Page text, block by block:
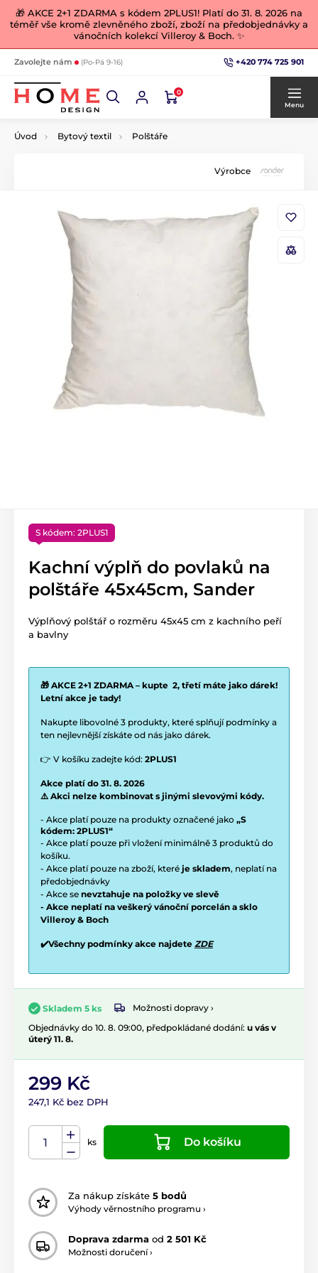
🎁 AKCE 2+1 ZDARMA s kódem 2PLUS1! Platí do 31. 8. 2026 na
téměř vše kromě zlevněného zboží, zboží na předobjednávky a
vánočních kolekcí Villeroy & Boch. ✨
Zavolejte nám (Po-Pá 9-16) +420 774 725 901
0
Menu
Úvod Bytový textil Polštáře
Výrobce
S kódem: 2PLUS1
Kachní výplň do povlaků na
polštáře 45x45cm, Sander
Výplňový polštář o rozměru 45x45 cm z kachního peří
a bavlny
🎁 AKCE 2+1 ZDARMA – kupte 2, třetí máte jako dárek!
Letní akce je tady!
Nakupte libovolné 3 produkty, které splňují podmínky a
ten nejlevnější získáte od nás jako dárek.
👉 V košíku zadejte kód: 2PLUS1
Akce platí do 31. 8. 2026
⚠️ Akci nelze kombinovat s jinými slevovými kódy.
- Akce platí pouze na produkty označené jako „S
kódem: 2PLUS1“
- Akce platí pouze při vložení minimálně 3 produktů do
košíku.
- Akce platí pouze na zboží, které je skladem, neplatí na
předobjednávky
- Akce se nevztahuje na položky ve slevě
- Akce neplatí na veškerý vánoční porcelán a sklo
Villeroy & Boch
✔️Všechny podmínky akce najdete ZDE
Skladem 5 ks
Možnosti dopravy ›
Objednávky do 10. 8. 09:00, předpokládané dodání: u vás v
úterý 11. 8.
299 Kč
247,1 Kč bez DPH
ks Do košíku
Za nákup získáte 5 bodů
Výhody věrnostního programu ›
Doprava zdarma od 2 501 Kč
Možnosti doručení ›